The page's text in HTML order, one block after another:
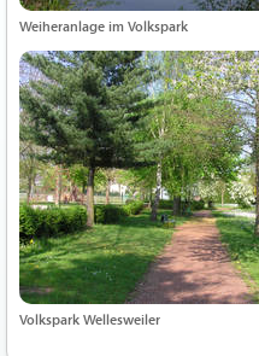
Weiheranlage im Volkspark
Volkspark Wellesweiler